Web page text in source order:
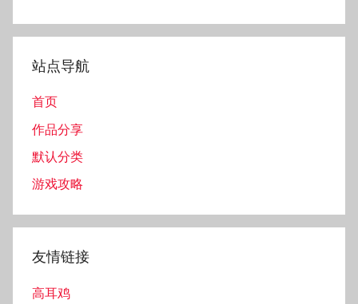
站点导航
首页
作品分享
默认分类
游戏攻略
友情链接
高耳鸡